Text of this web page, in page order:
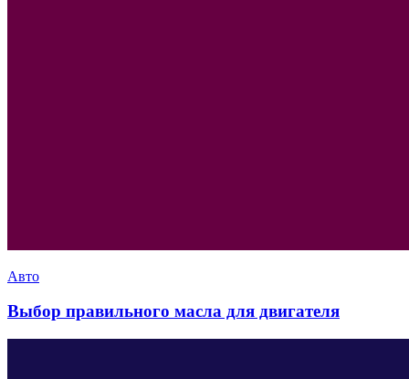
Авто
Выбор правильного масла для двигателя